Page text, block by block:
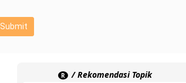
Submit
R / Rekomendasi Topik